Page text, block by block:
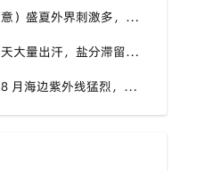
（稳定期白斑也不能大意）盛夏外界刺激多，忽视防护也会复发，福建泉州中科白癜风医院分享白癜风夏季维持护理知识
「汗液盐渍伤皮肤」夏天大量出汗，盐分滞留刺激白斑患处，福建泉州中科白癜风医院讲解白癜风患者夏日皮肤清洁要点
【海边游玩白斑须知】8 月海边紫外线猛烈，白斑部位缺少黑色素保护，福建泉州中科白癜风医院科普出游白斑防护方案